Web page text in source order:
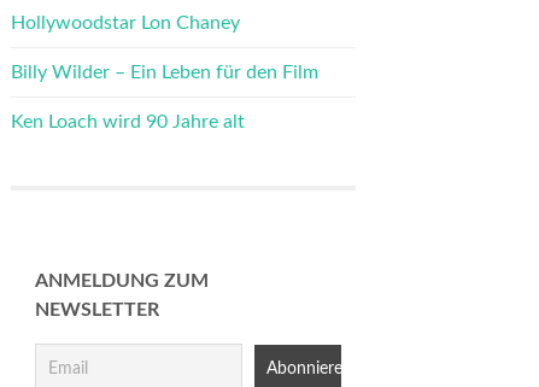
Hollywoodstar Lon Chaney
Billy Wilder – Ein Leben für den Film
Ken Loach wird 90 Jahre alt
ANMELDUNG ZUM
NEWSLETTER